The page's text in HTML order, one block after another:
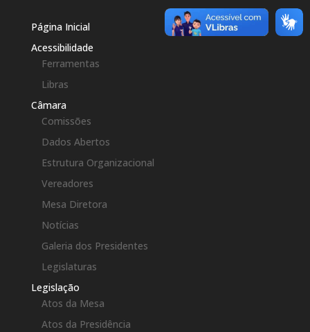
Página Inicial
Acessibilidade
Ferramentas
Libras
Câmara
Comissões
Dados Abertos
Estrutura Organizacional
Vereadores
Mesa Diretora
Notícias
Galeria dos Presidentes
Legislaturas
Legislação
Atos da Mesa
Atos da Presidência